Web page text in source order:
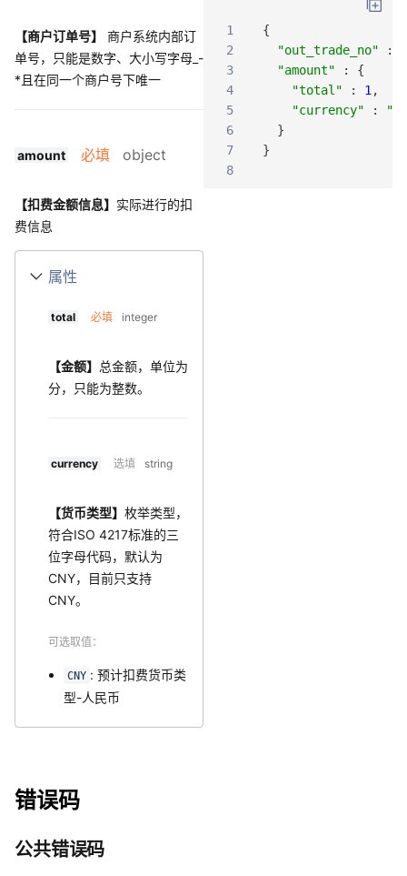
【商户订单号】
商户系统内部订
单号，只能是数字、大小写字母_-
*且在同一个商户号下唯一
amount 必填 object
【扣费金额信息】 实际进行的扣
费信息
属性
total 必填 integer
【金额】 总金额，单位为
分，只能为整数。
currency 选填 string
【货币类型】 枚举类型，
符合ISO 4217标准的三
位字母代码，默认为
CNY，目前只支持
CNY。
可选取值：
CNY : 预计扣费货币类
型-人民币
1
{
2
"out_trade_no" :
3
"amount" :
{
4
"total" : 1 ,
5
"currency" :
6
}
7
}
8
错误码
公共错误码